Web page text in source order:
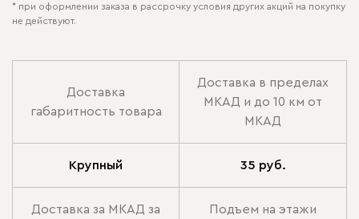
* при оформлении заказа в рассрочку условия других акций на покупку
не действуют.
Доставка
габаритность товара
Доставка в пределах
МКАД и до 10 км от
МКАД
Крупный 35 руб.
Доставка за МКАД за
Подъем на этажи